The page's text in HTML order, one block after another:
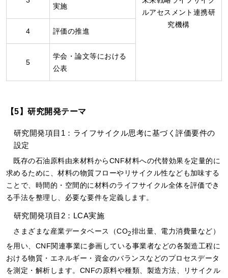
ルアセスメント連携研
究機構
実施
4 評価の推進
5
学会・論文等における
公表
【5】研究開発テーマ
研究開発項目1：ライフサイクル思考に基づく評価要件の
設定
既存の石油原料由来材料からCNF材料への代替効果を定量的に
求めるために、材料の物質フローやリサイクル性なども加味する
ことで、時間的・空間的に材料のライフサイクル全体を評価でき
る手法を整理し、必要な要件を定義します。
研究開発項目2：LCA実施
さまざまな産業データベース（CO2排出量、電力消費量など）
を用い、CNF関連事業に参画している事業者などの各製造工程に
おける物質・エネルギー・資金のバランスなどのプロセスデータ
を測定・解析します。CNFの原料や種類、製造方法、リサイクル